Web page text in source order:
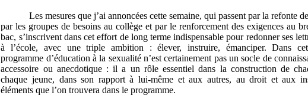
Les mesures que j’ai annoncées cette semaine, qui passent par la refonte
par les groupes de besoins au collège et par le renforcement des exigences au
bac, s’inscrivent dans cet effort de long terme indispensable pour redonner ses
à l’école, avec une triple ambition : élever, instruire, émanciper. Dans
programme d’éducation à la sexualité n’est certainement pas un socle de
accessoire ou anecdotique : il a un rôle essentiel dans la construction de
chaque jeune, dans son rapport à lui-même et aux autres, au droit et aux
éléments que l’on trouvera dans le programme.